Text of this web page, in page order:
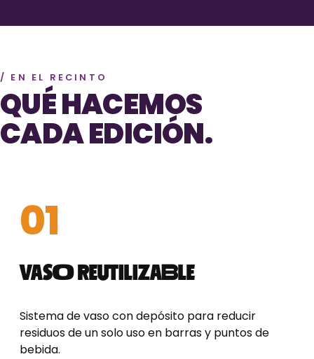
/ EN EL RECINTO
QUÉ HACEMOS
CADA EDICIÓN.
01
VASO REUTILIZABLE
Sistema de vaso con depósito para reducir
residuos de un solo uso en barras y puntos de
bebida.